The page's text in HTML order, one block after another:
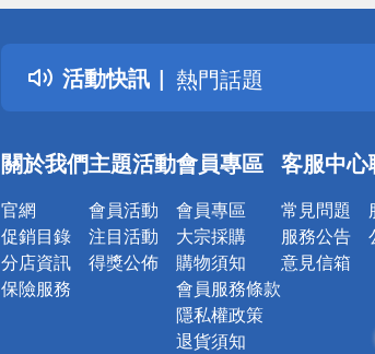
活動快訊
詐騙網頁！請小心！
得獎公告
熱門話題
銀行優惠
詐騙網頁！請小心！
關於我們
官網
促銷目錄
分店資訊
保險服務
主題活動
會員活動
注目活動
得獎公佈
會員專區
會員專區
大宗採購
購物須知
會員服務條款
隱私權政策
退貨須知
客服中心
常見問題
服務公告
意見信箱